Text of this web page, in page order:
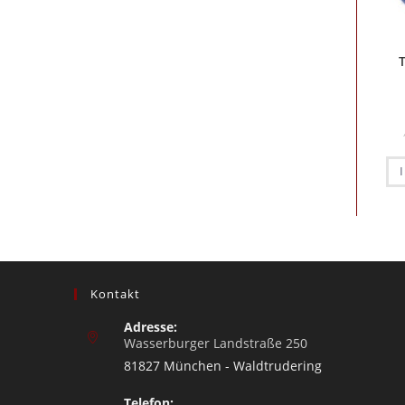
Kontakt
Adresse:
Wasserburger Landstraße 250
81827 München - Waldtrudering